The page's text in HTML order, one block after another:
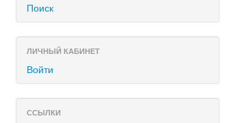
Поиск
ЛИЧНЫЙ КАБИНЕТ
Войти
ССЫЛКИ